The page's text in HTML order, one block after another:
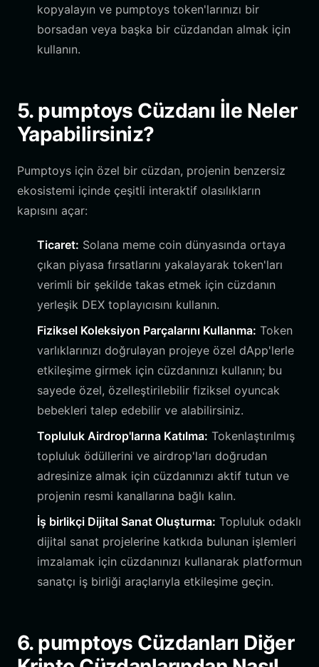
kopyalayın ve pumptoys token'larınızı bir
borsadan veya başka bir cüzdandan almak için
kullanın.
5. pumptoys Cüzdanı İle Neler
Yapabilirsiniz?
Pumptoys için özel bir cüzdan, projenin benzersiz
ekosistemi içinde çeşitli interaktif olasılıkların
kapısını açar:
Ticaret: Solana meme coin dünyasında ortaya
çıkan piyasa fırsatlarını yakalayarak token'ları
verimli bir şekilde takas etmek için cüzdanın
yerleşik DEX toplayıcısını kullanın.
Fiziksel Koleksiyon Parçalarını Kullanma: Token
varlıklarınızı doğrulayan projeye özel dApp'lerle
etkileşime girmek için cüzdanınızı kullanın; bu
sayede özel, özelleştirilebilir fiziksel oyuncak
bebekleri talep edebilir ve alabilirsiniz.
Topluluk Airdrop'larına Katılma: Tokenlaştırılmış
topluluk ödüllerini ve airdrop'ları doğrudan
adresinize almak için cüzdanınızı aktif tutun ve
projenin resmi kanallarına bağlı kalın.
İş birlikçi Dijital Sanat Oluşturma: Topluluk odaklı
dijital sanat projelerine katkıda bulunan işlemleri
imzalamak için cüzdanınızı kullanarak platformun
sanatçı iş birliği araçlarıyla etkileşime geçin.
6. pumptoys Cüzdanları Diğer